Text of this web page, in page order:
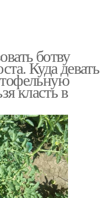
ботву
Куда девать
класть в